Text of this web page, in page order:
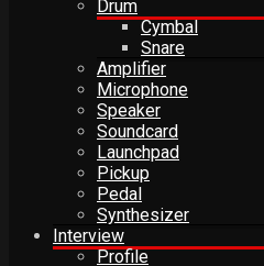
Drum
Cymbal
Snare
Amplifier
Microphone
Speaker
Soundcard
Launchpad
Pickup
Pedal
Synthesizer
Interview
Profile